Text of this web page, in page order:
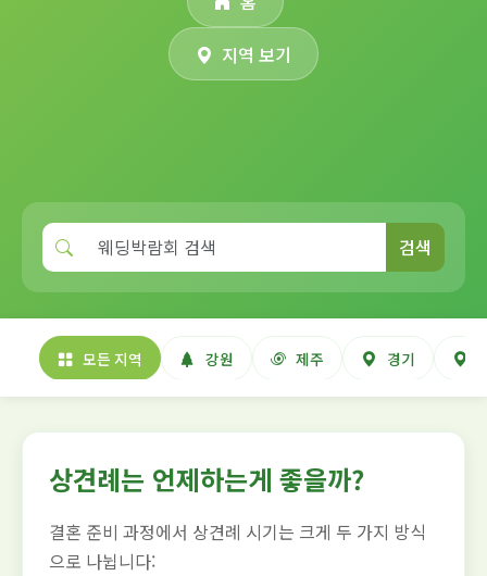
지역 보기
검색
모든 지역 강원 제주 경기
상견례는 언제하는게 좋을까?
결혼 준비 과정에서 상견례 시기는 크게 두 가지 방식
으로 나뉩니다: